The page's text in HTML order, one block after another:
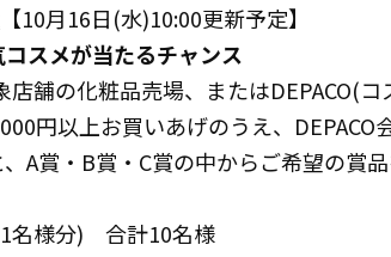
【10月16日(水)10:00更新予定】
スメが当たるチャンス
舗の化粧品売場、またはDEPACO(
円以上お買いあげのうえ、DEPACO
A賞・B賞・C賞の中からご希望の賞
名様分) 合計10名様